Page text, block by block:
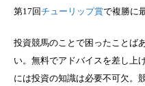
第17回チューリップ賞で複勝に
投資競馬のことで困ったことば
い。無料でアドバイスを差し上
には投資の知識は必要不可欠。